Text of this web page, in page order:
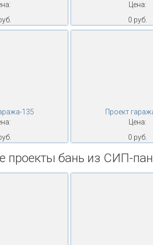
Цена:
0 руб.
135
Проект
Цена:
0 руб.
проекты бань из СИП-